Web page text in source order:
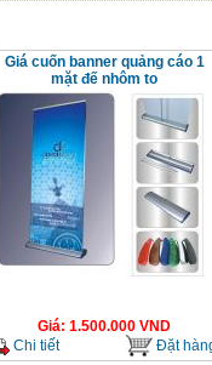
Giá cuốn banner quảng cáo 1
mặt đế nhôm to
Giá: 1.500.000 VND
Chi tiết
Đặt